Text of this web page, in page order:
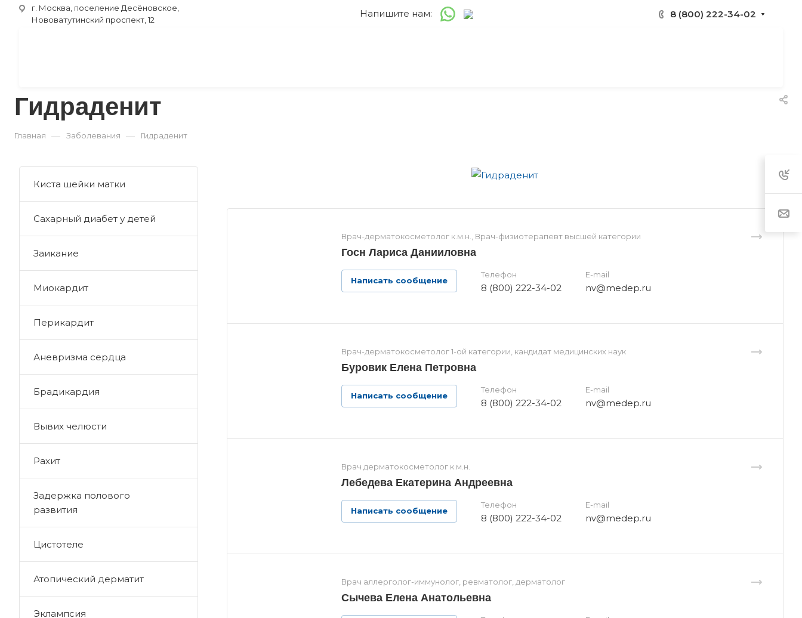
г. Москва, поселение Десёновское,
Нововатутинский проспект, 12
Напишите нам: 8 (800) 222-34-02
Гидраденит
Главная — Заболевания — Гидраденит
Врач-дерматокосметолог к.м.н., Врач-физиотерапевт высшей категории
Госн Лариса Данииловна
Написать сообщение
Телефон
8 (800) 222-34-02
E-mail
nv@medep.ru
Врач-дерматокосметолог 1-ой категории, кандидат медицинских наук
Буровик Елена Петровна
Написать сообщение
Телефон
8 (800) 222-34-02
E-mail
nv@medep.ru
Врач дерматокосметолог к.м.н.
Лебедева Екатерина Андреевна
Написать сообщение
Телефон
8 (800) 222-34-02
E-mail
nv@medep.ru
Врач аллерголог-иммунолог, ревматолог, дерматолог
Сычева Елена Анатольевна
Киста шейки матки
Сахарный диабет у детей
Заикание
Миокардит
Перикардит
Аневризма сердца
Брадикардия
Вывих челюсти
Рахит
Задержка полового
развития
Цистотеле
Атопический дерматит
Эклампсия